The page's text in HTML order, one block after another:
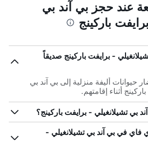
عند حجز بي آند بي
باركينج
- برايفت باركينج صديقاً
أليفة منزلية إلى بي آند بي
أثناء إقامتهم.
بي تشيلانغيلي - برايفت باركينج؟
فاي في بي آند بي تشيلانغيلي -